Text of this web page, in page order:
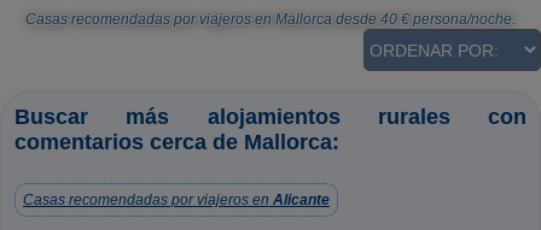
Casas recomendadas por viajeros en Mallorca desde 40 € persona/noche.
Buscar más alojamientos rurales con
comentarios cerca de Mallorca:
Casas recomendadas por viajeros en Alicante